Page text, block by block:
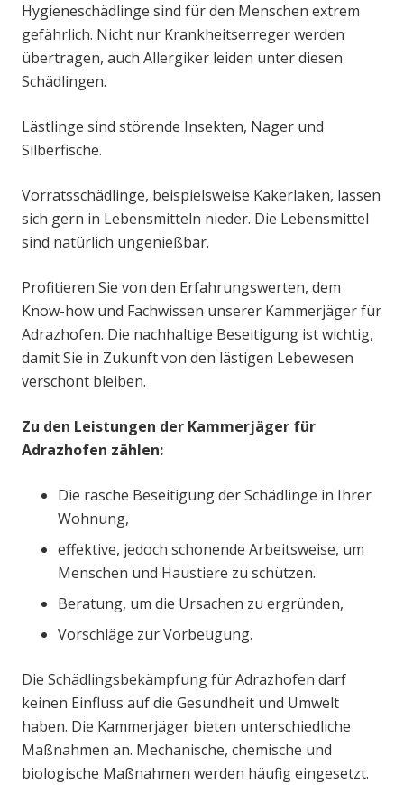
Hygieneschädlinge sind für den Menschen extrem
gefährlich. Nicht nur Krankheitserreger werden
übertragen, auch Allergiker leiden unter diesen
Schädlingen.
Lästlinge sind störende Insekten, Nager und
Silberfische.
Vorratsschädlinge, beispielsweise Kakerlaken, lassen
sich gern in Lebensmitteln nieder. Die Lebensmittel
sind natürlich ungenießbar.
Profitieren Sie von den Erfahrungswerten, dem
Know-how und Fachwissen unserer Kammerjäger für
Adrazhofen. Die nachhaltige Beseitigung ist wichtig,
damit Sie in Zukunft von den lästigen Lebewesen
verschont bleiben.
Zu den Leistungen der Kammerjäger für
Adrazhofen zählen:
Die rasche Beseitigung der Schädlinge in Ihrer
Wohnung,
effektive, jedoch schonende Arbeitsweise, um
Menschen und Haustiere zu schützen.
Beratung, um die Ursachen zu ergründen,
Vorschläge zur Vorbeugung.
Die Schädlingsbekämpfung für Adrazhofen darf
keinen Einfluss auf die Gesundheit und Umwelt
haben. Die Kammerjäger bieten unterschiedliche
Maßnahmen an. Mechanische, chemische und
biologische Maßnahmen werden häufig eingesetzt.